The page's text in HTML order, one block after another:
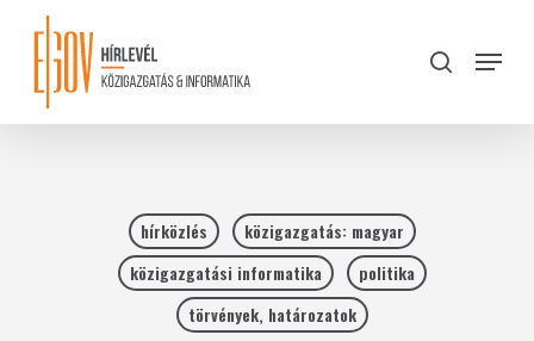
content
search
Menu
hírközlés
közigazgatás: magyar
közigazgatási informatika
politika
törvények, határozatok
Close